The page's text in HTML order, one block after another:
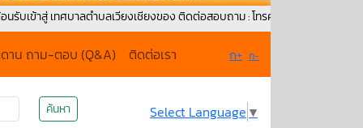
บาลตำบลเวียงเชียงของ ติดต่อสอบถาม : โทรศัพท์ : 0-5379-1171 Fax : 053-
ดาน ถาม-ตอบ (Q&A) ติดต่อเรา ก+ ก-
ค้นหา Select Language ▼